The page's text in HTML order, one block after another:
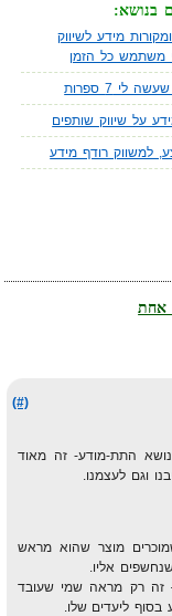
בנושא:
ומקורות מידע לשיווק
משתמש כל הזמן
לי 7 ספרות
על שיווק שותפים
למשווק רודף מידע
אחת
(#)
התת-מודע- זה מאוד
וגם לעצמנו.
מוצר שהוא מראש
אליו.
זה רק מראה שמי שעובד
ליעדים שלו.